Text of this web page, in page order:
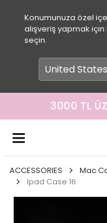
Konumunuza özel
alışveriş yapmak
seçin.
3000 TL
ACCESSORIES Mac
Ipad Case 16